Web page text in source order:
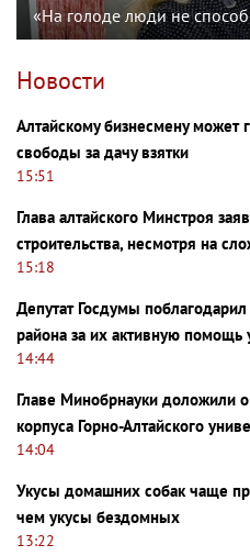
«На голоде люди не
Новости
Алтайскому бизнесмену может
свободы за дачу взятки
15:51
Глава алтайского Минстроя
строительства, несмотря на
15:18
Депутат Госдумы
района за их активную помощь
14:44
Главе Минобрнауки доложили
корпуса Горно-Алтайского
14:04
Укусы домашних собак чаще
чем укусы бездомных
13:22